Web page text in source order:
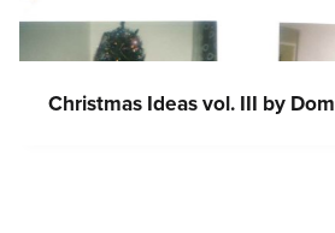
Christmas Ideas vol. III by Dom